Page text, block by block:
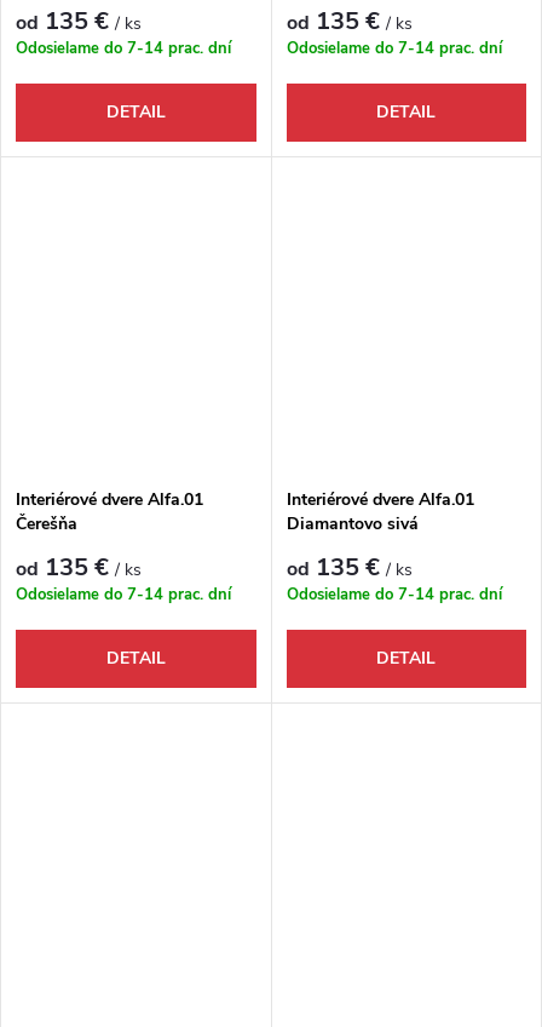
od 135 €/ ks
Odosielame do 7-14 prac. dní
DETAIL
od 135 €/ ks
Odosielame do 7-14 prac. dní
DETAIL
Interiérové dvere Alfa.01
Čerešňa
od 135 €/ ks
Odosielame do 7-14 prac. dní
DETAIL
Interiérové dvere Alfa.01
Diamantovo sivá
od 135 €/ ks
Odosielame do 7-14 prac. dní
DETAIL